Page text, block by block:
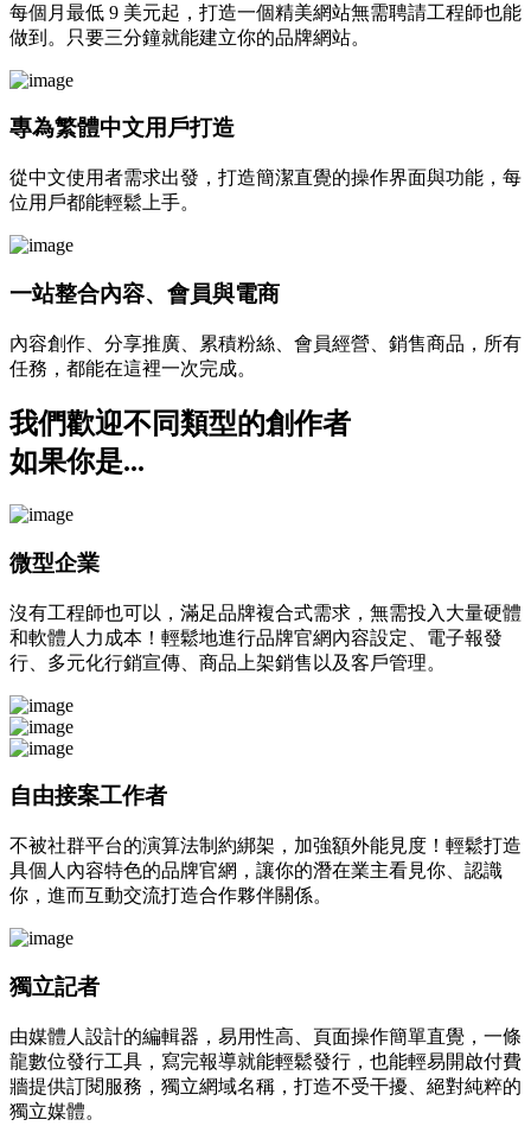
每個月最低 9 美元起，打造一個精美網站無需聘請工程師也能
做到。只要三分鐘就能建立你的品牌網站。
專為繁體中文用戶打造
從中文使用者需求出發，打造簡潔直覺的操作界面與功能，每
位用戶都能輕鬆上手。
一站整合內容、會員與電商
內容創作、分享推廣、累積粉絲、會員經營、銷售商品，所有
任務，都能在這裡一次完成。
我們歡迎不同類型的創作者
如果你是...
微型企業
沒有工程師也可以，滿足品牌複合式需求，無需投入大量硬體
和軟體人力成本！輕鬆地進行品牌官網內容設定、電子報發
行、多元化行銷宣傳、商品上架銷售以及客戶管理。
自由接案工作者
不被社群平台的演算法制約綁架，加強額外能見度！輕鬆打造
具個人內容特色的品牌官網，讓你的潛在業主看見你、認識
你，進而互動交流打造合作夥伴關係。
獨立記者
由媒體人設計的編輯器，易用性高、頁面操作簡單直覺，一條
龍數位發行工具，寫完報導就能輕鬆發行，也能輕易開啟付費
牆提供訂閱服務，獨立網域名稱，打造不受干擾、絕對純粹的
獨立媒體。